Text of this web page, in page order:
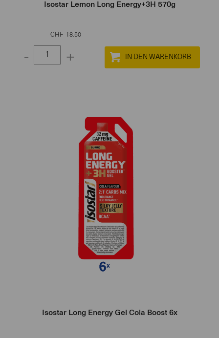
Isostar Lemon Long Energy+3H 570g
CHF 18.50
- +
Select
and
100
Isostar Long Energy Gel Cola Boost 6x